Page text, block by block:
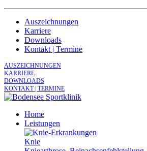
Auszeichnungen
Karriere
Downloads
Kontakt | Termine
AUSZEICHNUNGEN
KARRIERE
DOWNLOADS
KONTAKT | TERMINE
Home
Leistungen
Knie